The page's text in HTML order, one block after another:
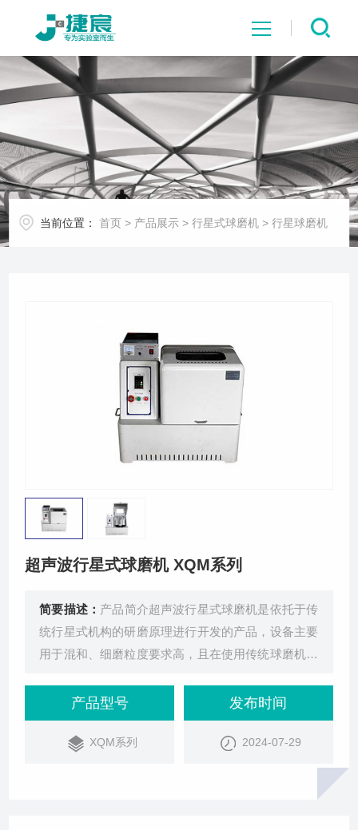
网站首页
关于我们
产品展示
客户案例
联系我们
当前位置： 首页 > 产品展示 >行星式球磨机 >行星球磨机
超声波行星式球磨机 XQM系列
简要描述： 产品简介超声波行星式球磨机是依托于传
统行星式机构的研磨原理进行开发的产品，设备主要
用于混和、细磨粒度要求高，且在使用传统球磨机设
产品型号
XQM系列
发布时间
2024-07-29